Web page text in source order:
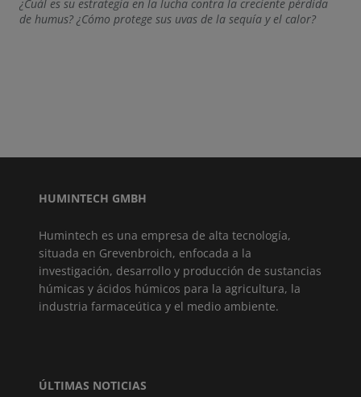
¿Cuál es su estrategia en la lucha contra la creciente pérdida
de humus? ¿Cómo protege sus uvas de la sequía y el calor?
HUMINTECH GMBH
Humintech es una empresa de alta tecnología,
situada en Grevenbroich, enfocada a la
investigación, desarrollo y producción de sustancias
húmicas y ácidos húmicos para la agricultura, la
industria farmaceútica y el medio ambiente.
ÚLTIMAS NOTICIAS